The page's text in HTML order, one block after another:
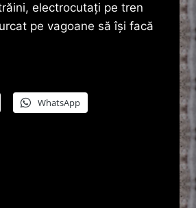
electrocutați pe tren
pe vagoane să își facă
WhatsApp